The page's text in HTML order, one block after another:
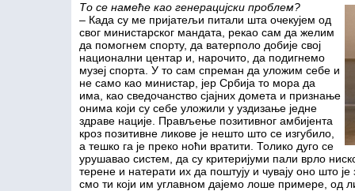
То се намеће као генерацијски проблем?
– Када су ме пријатељи питали шта очекујем од
свог министарског мандата, рекао сам да желим
да помогнем спорту, да ватерполо добије свој
национални центар и, нарочито, да подигнемо
музеј спорта. У то сам спреман да уложим себе и
не само као министар, јер Србија то мора да
има, као сведочанство сјајних домета и признање
онима који су себе уложили у уздизање једне
здраве нације. Прављење позитивног амбијента
кроз позитивне ликове је нешто што се изгубило,
а тешко га је преко ноћи вратити. Толико дуго се
урушавао систем, да су критеријуми пали врло
терене и натерати их да поштују и чувају оно што
смо ти који им углавном дајемо лоше примере, од